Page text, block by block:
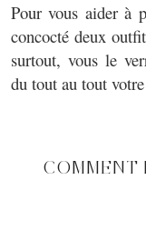
Pour vous aider à
concocté deux
surtout, vous le
du tout au tout
COMMENT